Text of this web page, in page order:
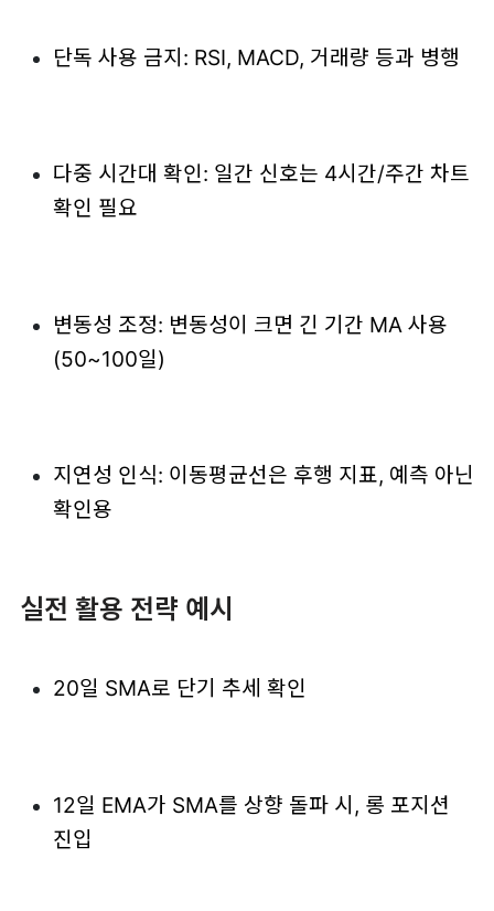
단독 사용 금지: RSI, MACD, 거래량 등과 병행
다중 시간대 확인: 일간 신호는 4시간/주간 차트
확인 필요
변동성 조정: 변동성이 크면 긴 기간 MA 사용
(50~100일)
지연성 인식: 이동평균선은 후행 지표, 예측 아닌
확인용
실전 활용 전략 예시
20일 SMA로 단기 추세 확인
12일 EMA가 SMA를 상향 돌파 시, 롱 포지션
진입